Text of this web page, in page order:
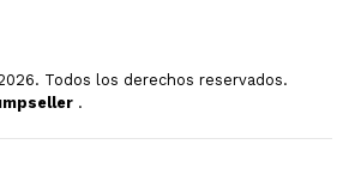
Todos los derechos reservados.
.